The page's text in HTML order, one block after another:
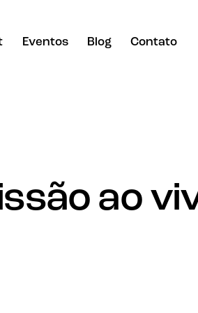
Eventos Blog Contato
ao